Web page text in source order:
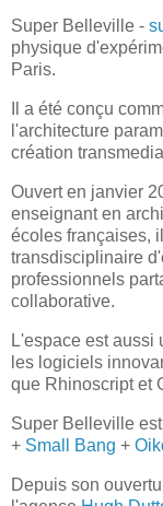
Super Belleville -
physique
Paris.
Il a été conçu
l'architecture
création
Ouvert en janvier
enseignant en
écoles françaises,
transdisciplinaire
professionnels
collaborative.
L'espace est aussi
les logiciels
que Rhinoscript et
Super Belleville
+ Small Bang +
Depuis son